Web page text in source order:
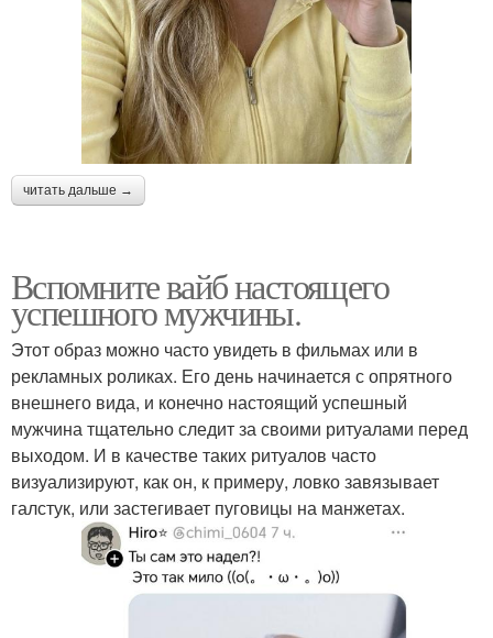
читать дальше →
Вспомните вайб настоящего
успешного мужчины.
Этот образ можно часто увидеть в фильмах или в
рекламных роликах. Его день начинается с опрятного
внешнего вида, и конечно настоящий успешный
мужчина тщательно следит за своими ритуалами перед
выходом. И в качестве таких ритуалов часто
визуализируют, как он, к примеру, ловко завязывает
галстук, или застегивает пуговицы на манжетах.